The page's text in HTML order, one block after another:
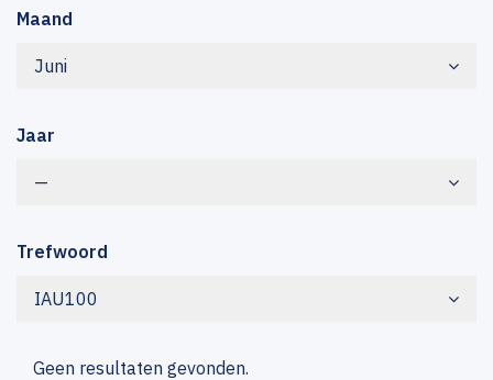
Maand
Juni
Jaar
—
Trefwoord
IAU100
Geen resultaten gevonden.